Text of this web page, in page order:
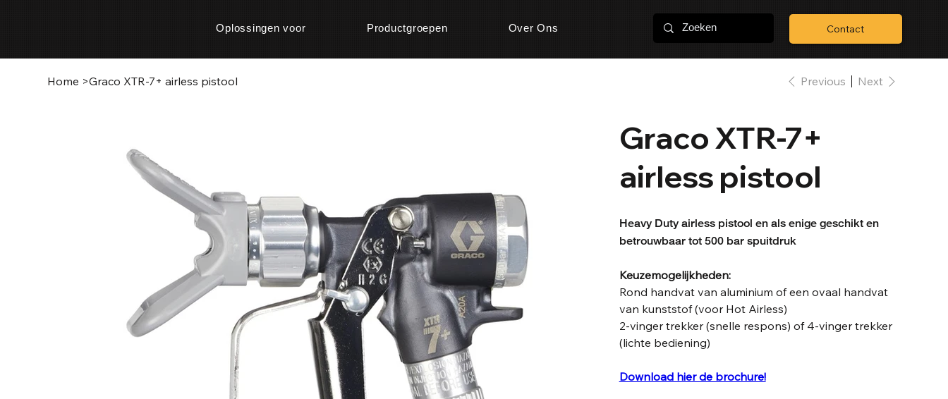
Oplossingen voor Productgroepen Over Ons Contact
Home >Graco XTR-7+ airless pistool Previous Next
Graco XTR-7+
airless pistool
Heavy Duty airless pistool en als enige geschikt en
betrouwbaar tot 500 bar spuitdruk
Keuzemogelijkheden:
Rond handvat van aluminium of een ovaal handvat
van kunststof (voor Hot Airless)
2-vinger trekker (snelle respons) of 4-vinger trekker
(lichte bediening)
Download hier de brochure!